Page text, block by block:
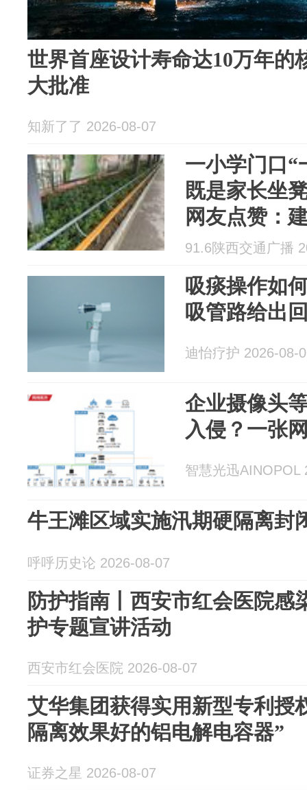
世界首座设计寿命达10万年的
大批准
知新了了 2026-08-07
一小学门口“
既是家长坐
网友点赞：
91.6陕西交通广播
吸痰操作如
吸管路给出
迪怡疗护 2026-08-
企业摄像头
入侵？一张
智慧光迅AINOPOL
牛王滩区域实施汛期硬隔离封
呼呼历史论 2026-08-07
防护指南丨西安市红会医院感
护专题宣讲活动
西安市红会医院 2026-08-07
艾华集团获得实用新型专利授
隔离效果好的铝电解电容器”
证券之星 2026-08-07